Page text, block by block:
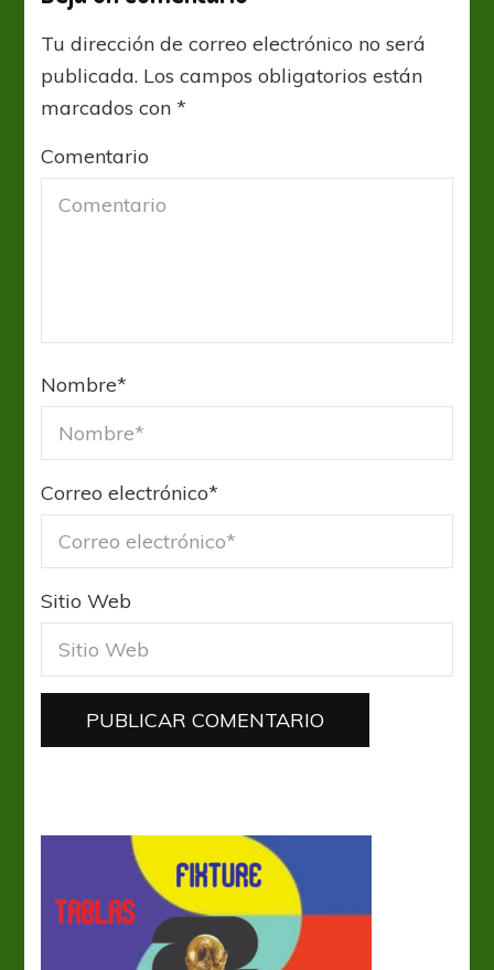
Tu dirección de correo electrónico no será
publicada. Los campos obligatorios están
marcados con*
Comentario
Nombre*
Correo electrónico*
Sitio Web